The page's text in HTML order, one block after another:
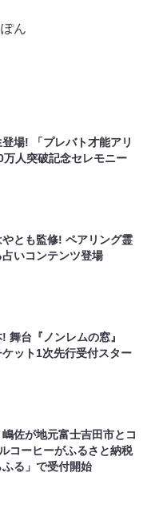
ん
場! 「プレバト才能アリ
万人突破記念セレモニー
とも監修! ペアリング霊
いコンテンツ登場
舞台『ノンレムの窓』
ット1次先行受付スター
佐が地元富士吉田市とコ
コーヒーがふるさと納税
る」で受付開始